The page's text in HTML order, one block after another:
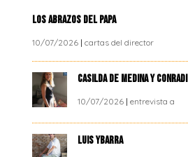
LOS ABRAZOS DEL PAPA
10/07/2026| cartas del director
CASILDA DE MEDINA Y CONRADI
10/07/2026| entrevista a
LUIS YBARRA